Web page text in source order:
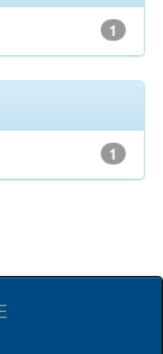
1
1